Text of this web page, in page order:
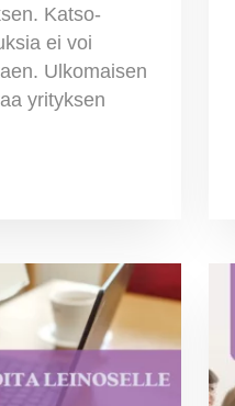
Katso-
ei voi
Ulkomaisen
yrityksen